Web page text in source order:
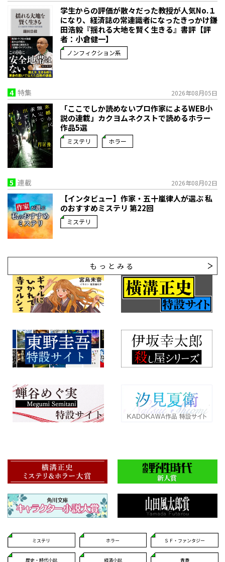
学生からの評価が散々だった教授が人気No.１
になり、経済誌の常連識者になったきっかけ――鎌
田浩毅『揺れる大地を賢く生きる』書評【評
者：小倉健一】
ノンフィクション系
4 特集 2026年08月05日
「ここでしか読めないプロ作家によるWEB小
説の連載」――カクヨムネクストで読めるホラー
作品5選
ミステリ ホラー
5 連載 2026年08月02日
【インタビュー】作家・五十嵐律人が選ぶ 私
のおすすめミステリ 第22回
ミステリ
もっとみる
ミステリ ホラー ＳＦ・ファンタジー
歴史・時代小説 経済小説 青春